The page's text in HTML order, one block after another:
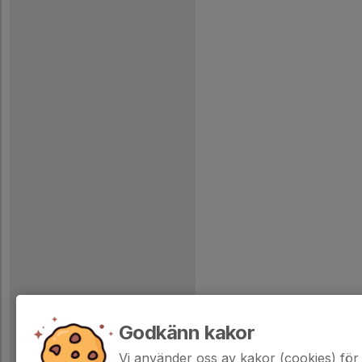
Godkänn kakor
Vi använder oss av kakor (cookies)